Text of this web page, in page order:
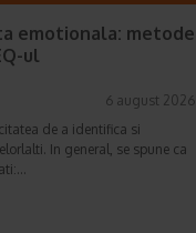
emotionala: metode
ul
6 august 2026
de a identifica si
In general, se spune ca